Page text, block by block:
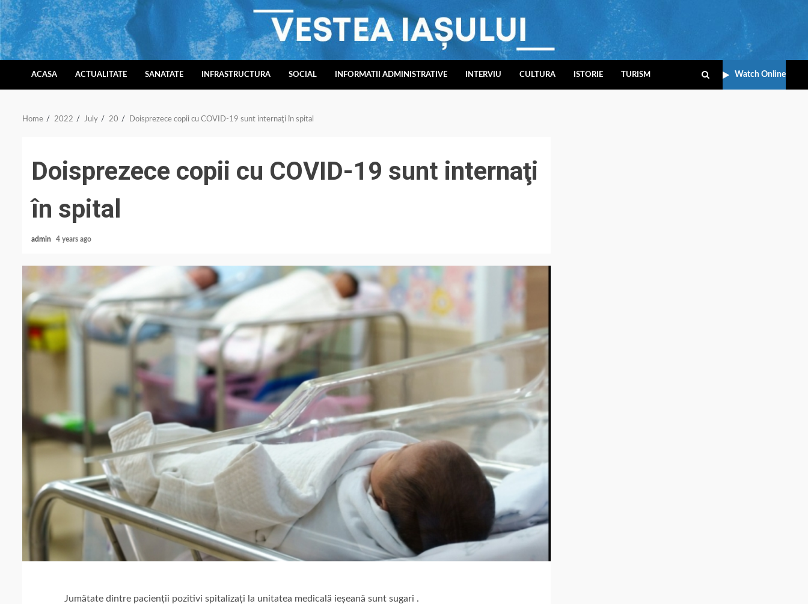
Skip
to
content
ACASA ACTUALITATE SANATATE INFRASTRUCTURA SOCIAL INFORMATII ADMINISTRATIVE INTERVIU CULTURA ISTORIE TURISM Watch Online
Home 2022 July 20 Doisprezece copii cu COVID-19 sunt internaţi în spital
Doisprezece copii cu COVID-19 sunt internaţi
în spital
admin 4 years ago
Jumătate dintre pacienții pozitivi spitalizați la unitatea medicală ieșeană sunt sugari .